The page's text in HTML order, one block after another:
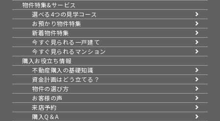
物件特集&サービス
選べる4つの見学コース
お預かり物件特集
新着物件特集
今すぐ見られる一戸建て
今すぐ見られるマンション
購入お役立ち情報
不動産購入の基礎知識
資金計画はどう立てる？
物件の選び方
お客様の声
来店予約
購入Q＆A